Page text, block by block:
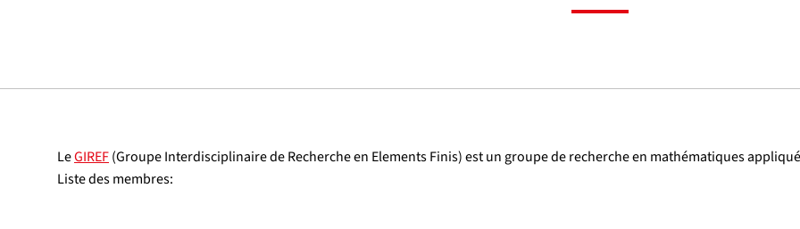
LeGIREF(Groupe Interdisciplinaire de Recherche en Elements Finis) est un groupe de recherche en mathématiques
Liste des membres: